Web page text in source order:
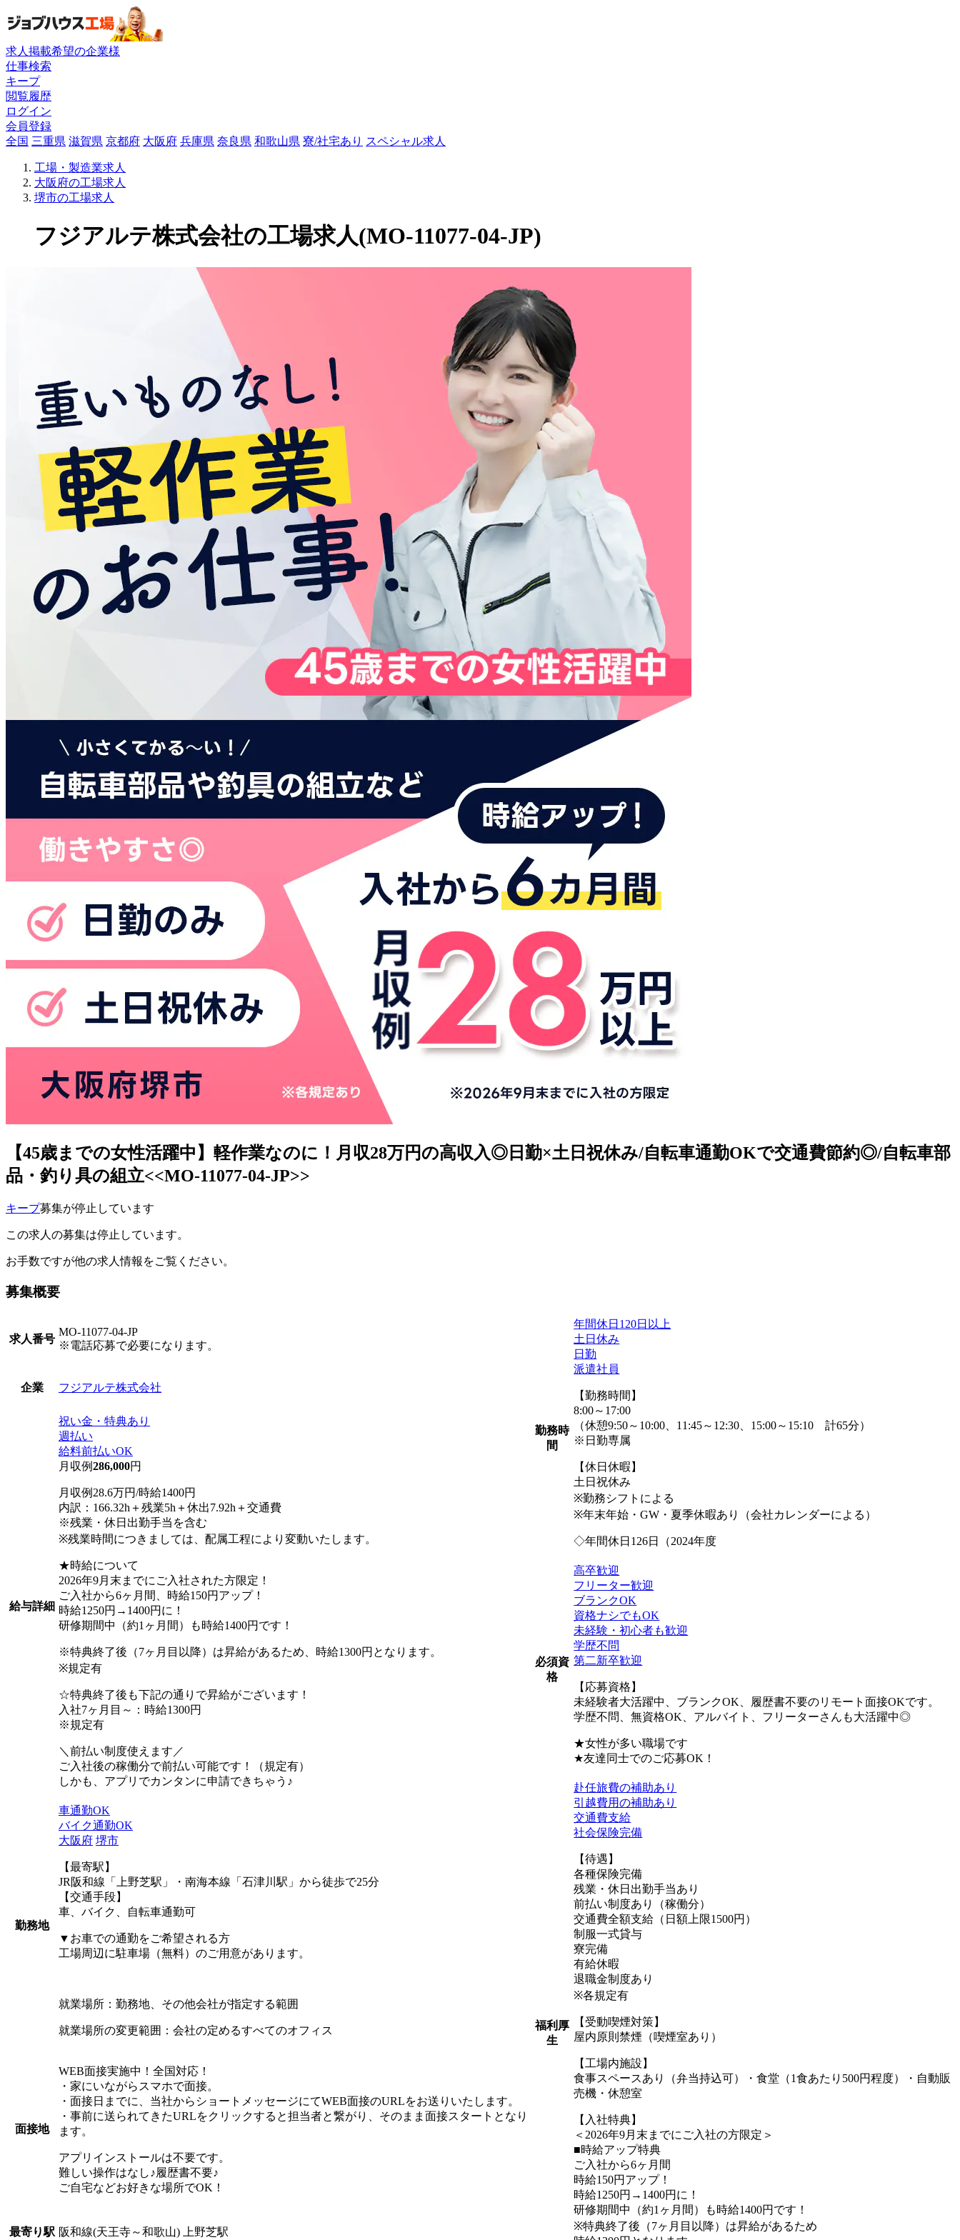
求人掲載希望の企業様
仕事検索
キープ
閲覧履歴
ログイン
会員登録
全国 三重県 滋賀県 京都府 大阪府 兵庫県 奈良県 和歌山県 寮/社宅あり スペシャル求人
工場・製造業求人
大阪府の工場求人
堺市の工場求人
フジアルテ株式会社の工場求人(MO-11077-04-JP)
【45歳までの女性活躍中】軽作業なのに！月収28万円の高収入◎日勤×土日祝休み/自転車通勤OKで交通費節約◎/自転車部
品・釣り具の組立<<MO-11077-04-JP>>
キープ募集が停止しています
この求人の募集は停止しています。
お手数ですが他の求人情報をご覧ください。
募集概要
求人番号
MO-11077-04-JP
※電話応募で必要になります。
企業 フジアルテ株式会社
給与詳細
祝い金・特典あり
週払い
給料前払いOK
月収例286,000円
月収例28.6万円/時給1400円
内訳：166.32h＋残業5h＋休出7.92h＋交通費
※残業・休日出勤手当を含む
※残業時間につきましては、配属工程により変動いたします。
★時給について
2026年9月末までにご入社された方限定！
ご入社から6ヶ月間、時給150円アップ！
時給1250円→1400円に！
研修期間中（約1ヶ月間）も時給1400円です！
※特典終了後（7ヶ月目以降）は昇給があるため、時給1300円となります。
※規定有
☆特典終了後も下記の通りで昇給がございます！
入社7ヶ月目～：時給1300円
※規定有
＼前払い制度使えます／
ご入社後の稼働分で前払い可能です！（規定有）
しかも、アプリでカンタンに申請できちゃう♪
勤務地
車通勤OK
バイク通勤OK
大阪府 堺市
【最寄駅】
JR阪和線「上野芝駅」・南海本線「石津川駅」から徒歩で25分
【交通手段】
車、バイク、自転車通勤可
▼お車での通勤をご希望される方
工場周辺に駐車場（無料）のご用意があります。
就業場所：勤務地、その他会社が指定する範囲
就業場所の変更範囲：会社の定めるすべてのオフィス
面接地
WEB面接実施中！全国対応！
・家にいながらスマホで面接。
・面接日までに、当社からショートメッセージにてWEB面接のURLをお送りいたします。
・事前に送られてきたURLをクリックすると担当者と繋がり、そのまま面接スタートとなり
ます。
アプリインストールは不要です。
難しい操作はなし♪履歴書不要♪
ご自宅などお好きな場所でOK！
最寄り駅 阪和線(天王寺～和歌山) 上野芝駅
勤務時
間
年間休日120日以上
土日休み
日勤
派遣社員
【勤務時間】
8:00～17:00
（休憩9:50～10:00、11:45～12:30、15:00～15:10 計65分）
※日勤専属
【休日休暇】
土日祝休み
※勤務シフトによる
※年末年始・GW・夏季休暇あり（会社カレンダーによる）
◇年間休日126日（2024年度
必須資
格
高卒歓迎
フリーター歓迎
ブランクOK
資格ナシでもOK
未経験・初心者も歓迎
学歴不問
第二新卒歓迎
【応募資格】
未経験者大活躍中、ブランクOK、履歴書不要のリモート面接OKです。
学歴不問、無資格OK、アルバイト、フリーターさんも大活躍中◎
★女性が多い職場です
★友達同士でのご応募OK！
福利厚
生
赴任旅費の補助あり
引越費用の補助あり
交通費支給
社会保険完備
【待遇】
各種保険完備
残業・休日出勤手当あり
前払い制度あり（稼働分）
交通費全額支給（日額上限1500円）
制服一式貸与
寮完備
有給休暇
退職金制度あり
※各規定有
【受動喫煙対策】
屋内原則禁煙（喫煙室あり）
【工場内施設】
食事スペースあり（弁当持込可）・食堂（1食あたり500円程度）・自動販
売機・休憩室
【入社特典】
＜2026年9月末までにご入社の方限定＞
■時給アップ特典
ご入社から6ヶ月間
時給150円アップ！
時給1250円→1400円に！
研修期間中（約1ヶ月間）も時給1400円です！
※特典終了後（7ヶ月目以降）は昇給があるため